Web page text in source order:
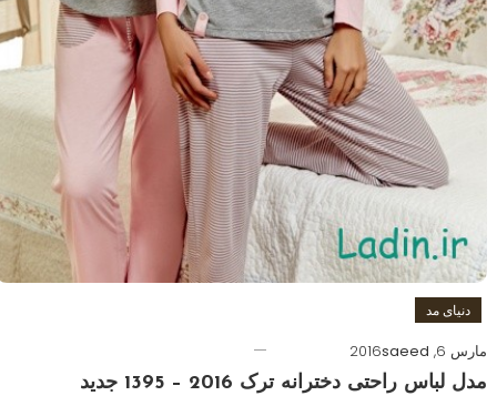
دنیای مد
مارس 6, 2016
saeed
مدل لباس راحتی دخترانه ترک 2016 – 1395 جدید